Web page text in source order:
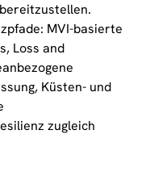
MVI-basierte
Loss and
Küsten- und
zugleich